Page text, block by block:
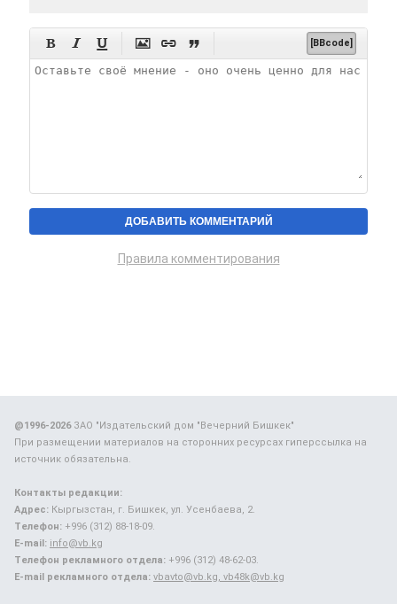
      [BBcode]
Правила комментирования
@1996-2026ЗАО "Издательский дом "Вечерний Бишкек"
При размещении материалов на сторонних ресурсах гиперссылка на
источник обязательна.
Контакты редакции:
Адрес: Кыргызстан, г. Бишкек, ул. Усенбаева, 2.
Телефон: +996 (312) 88-18-09.
E-mail: info@vb.kg
Телефон рекламного отдела: +996 (312) 48-62-03.
E-mail рекламного отдела: vbavto@vb.kg, vb48k@vb.kg